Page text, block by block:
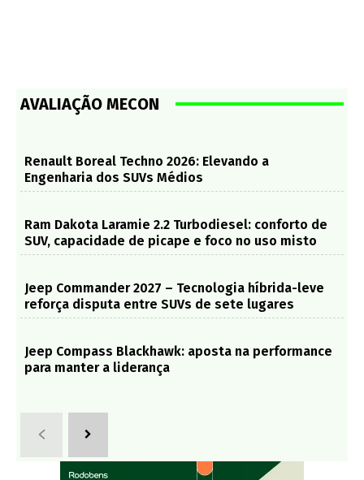
AVALIAÇÃO MECON
Renault Boreal Techno 2026: Elevando a
Engenharia dos SUVs Médios
Ram Dakota Laramie 2.2 Turbodiesel: conforto de
SUV, capacidade de picape e foco no uso misto
Jeep Commander 2027 – Tecnologia híbrida-leve
reforça disputa entre SUVs de sete lugares
Jeep Compass Blackhawk: aposta na performance
para manter a liderança